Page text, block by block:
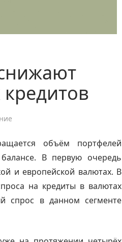
объём портфелей
В первую очередь
и европейской валютах. В
на кредиты в валютах
спрос в данном сегменте